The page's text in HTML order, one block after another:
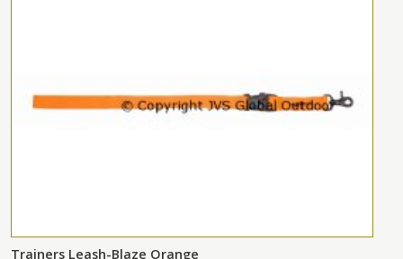
Trainers Leash-Blaze Orange